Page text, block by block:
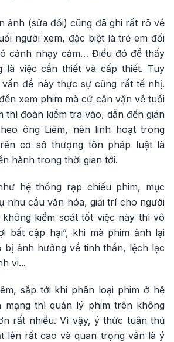
ảnh (sửa đổi) cũng đã ghi rất rõ về
người xem, đặc biệt là trẻ em đối
cảnh nhạy cảm… Điều đó để thấy
là việc cần thiết và cấp thiết. Tuy
đề này thực sự cũng rất tế nhị.
xem phim mà cứ căn vặn về tuổi
thì đoàn kiểm tra vào, dẫn đến gián
ông Liêm, nên linh hoạt trong
cơ sở thượng tôn pháp luật là
hành trong thời gian tới.
hệ thống rạp chiếu phim, mục
nhu cầu văn hóa, giải trí cho người
kiểm soát tốt việc này thì vô
bất cập hại”, khi mà phim ảnh lại
bị ảnh hưởng về tinh thần, lệch lạc
vi...
sắp tới khi phân loại phim ở hệ
mạng thì quản lý phim trên không
rất nhiều. Vì vậy, ý thức tuân thủ
lên rất cao và quan trọng vẫn là ý